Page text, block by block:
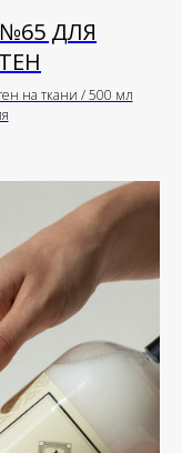
№65 ДЛЯ
на ткани / 500 мл